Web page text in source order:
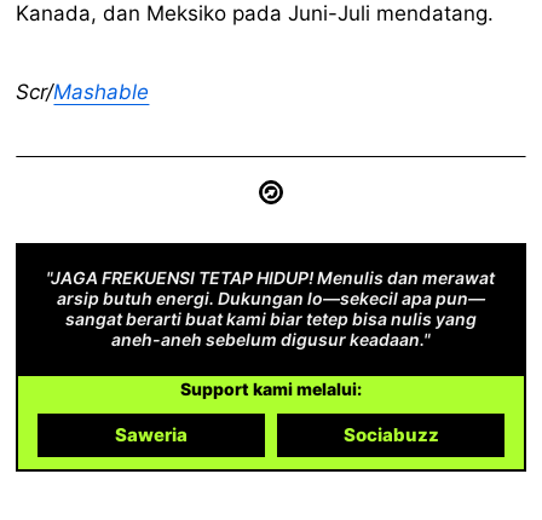
Kanada, dan Meksiko pada Juni-Juli mendatang.
Scr/Mashable
"JAGA FREKUENSI TETAP HIDUP! Menulis dan merawat
arsip butuh energi. Dukungan lo—sekecil apa pun—
sangat berarti buat kami biar tetep bisa nulis yang
aneh-aneh sebelum digusur keadaan."
Support kami melalui:
Saweria Sociabuzz